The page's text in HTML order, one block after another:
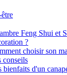
Feng Shui et
?
choisir son
conseils
bienfaits d'un